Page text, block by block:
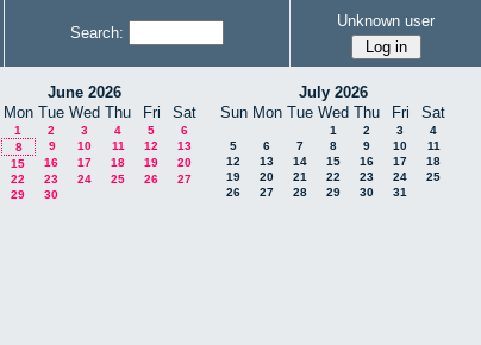
Search:
Unknown user
June 2026
Mon Tue Wed Thu Fri Sat
1 2 3 4 5
6
8 9 10 11 12
13
15 16 17 18 19
20
22 23 24 25 26
27
29 30
July 2026
Sun Mon Tue Wed Thu Fri Sat
1 2 3
4
5
6 7 8 9 10
11
12
13 14 15 16 17
18
19
20 21 22 23 24
25
26
27 28 29 30 31